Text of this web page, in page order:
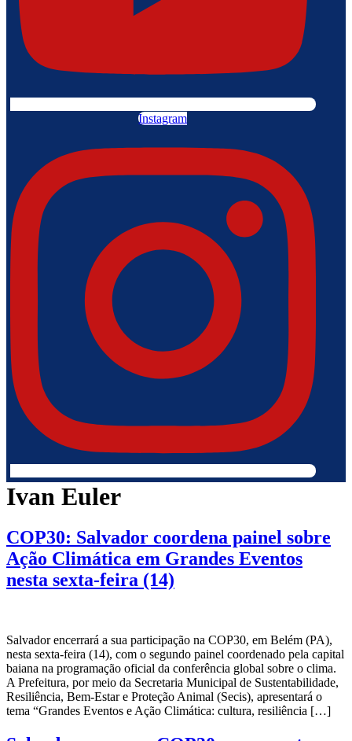
Instagram
Ivan Euler
COP30: Salvador coordena painel sobre
Ação Climática em Grandes Eventos
nesta sexta-feira (14)
Salvador encerrará a sua participação na COP30, em Belém (PA),
nesta sexta-feira (14), com o segundo painel coordenado pela capital
baiana na programação oficial da conferência global sobre o clima.
A Prefeitura, por meio da Secretaria Municipal de Sustentabilidade,
Resiliência, Bem-Estar e Proteção Animal (Secis), apresentará o
tema “Grandes Eventos e Ação Climática: cultura, resiliência […]